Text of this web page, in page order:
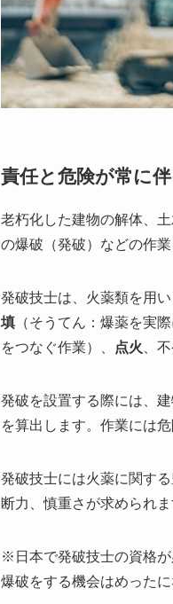
責任と危険が常に
老朽化した建物の解体、
の爆破（発破）などの作
発破技士は、火薬類を用
填 （そうてん：爆薬を実
をつなぐ作業）、
点火 、
発破を設置する際には、
を算出します。作業には
発破技士には火薬に関す
断力、慎重さが求められま
※日本で発破技士の資格
爆破をする機会はめったに